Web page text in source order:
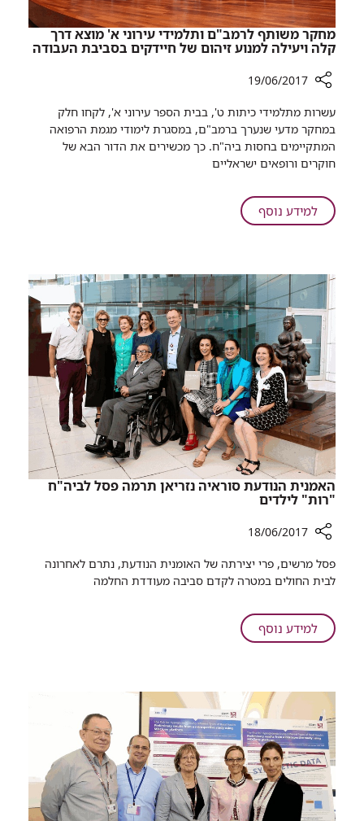
מחקר משותף לרמב"ם ותלמידי עירוני א' מוצא דרך
קלה ויעילה למנוע זיהום של חיידקים בסביבת העבודה
שיתוף
מחקר
משותף
לרמב"ם
עירוני
א'
קלה
ויעילה
למנוע
זיהום
של
חיידקים
בסביבת
העבודה
19/06/2017
עשרות מתלמידי כיתות ט', בבית הספר עירוני א', לקחו חלק
במחקר מדעי שנערך ברמב"ם, במסגרת לימודי מגמת הרפואה
המתקיימים בחסות ביה"ח. כך מכשירים את הדור הבא של
חוקרים ורופאים ישראליים
למידע נוסףעל
מחקר
ותלמידי
עירוני
א'
מוצא
דרך
קלה
ויעילה
למנוע
זיהום
של
חיידקים
בסביבת
האמנית הנודעת סוראיה נזריאן תרמה פסל לביה"ח
"רות" לילדים
שיתוף
האמנית
סוראיה
נזריאן
לביה"ח
"רות"
לילדים
18/06/2017
פסל מרשים, פרי יצירתה של האומנית הנודעת, נתרם לאחרונה
לבית החולים במטרה לקדם סביבה מעודדת החלמה​
למידע נוסףעל
האמנית
נזריאן
תרמה
פסל
לביה"ח
"רות"
לילדים